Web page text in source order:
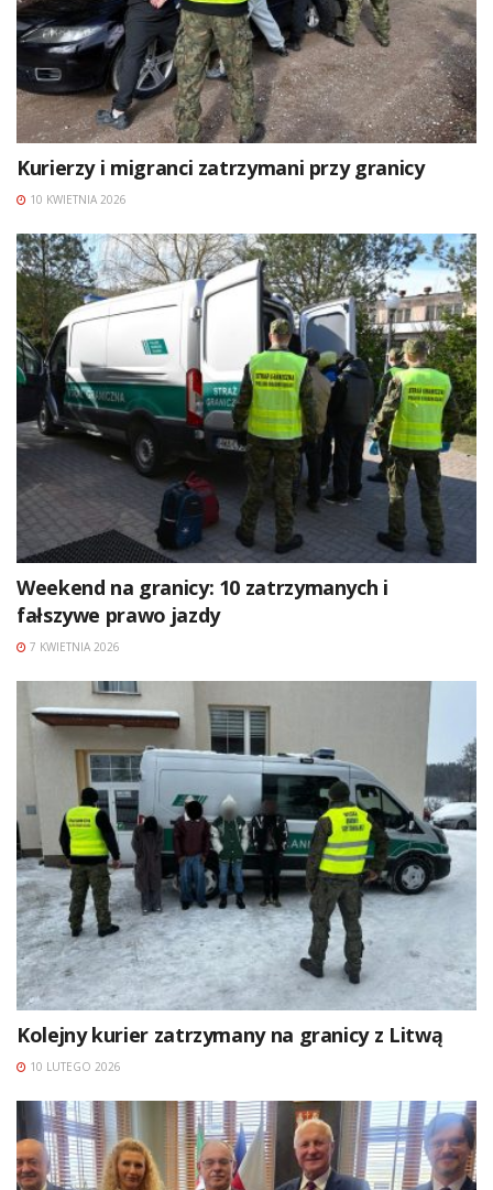
Kurierzy i migranci zatrzymani przy granicy
10 KWIETNIA 2026
Weekend na granicy: 10 zatrzymanych i
fałszywe prawo jazdy
7 KWIETNIA 2026
Kolejny kurier zatrzymany na granicy z Litwą
10 LUTEGO 2026